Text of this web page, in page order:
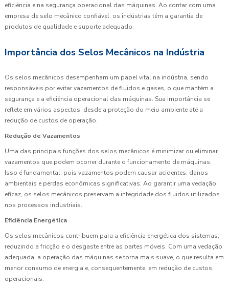
eficiência e na segurança operacional das máquinas. Ao contar com uma
empresa de selo mecânico confiável, os indústrias têm a garantia de
produtos de qualidade e suporte adequado.
Importância dos Selos Mecânicos na Indústria
Os selos mecânicos desempenham um papel vital na indústria, sendo
responsáveis por evitar vazamentos de fluidos e gases, o que mantém a
segurança e a eficiência operacional das máquinas. Sua importância se
reflete em vários aspectos, desde a proteção do meio ambiente até a
redução de custos de operação.
Redução de Vazamentos
Uma das principais funções dos selos mecânicos é minimizar ou eliminar
vazamentos que podem ocorrer durante o funcionamento de máquinas.
Isso é fundamental, pois vazamentos podem causar acidentes, danos
ambientais e perdas econômicas significativas. Ao garantir uma vedação
eficaz, os selos mecânicos preservam a integridade dos fluidos utilizados
nos processos industriais.
Eficiência Energética
Os selos mecânicos contribuem para a eficiência energética dos sistemas,
reduzindo a fricção e o desgaste entre as partes móveis. Com uma vedação
adequada, a operação das máquinas se torna mais suave, o que resulta em
menor consumo de energia e, consequentemente, em redução de custos
operacionais.